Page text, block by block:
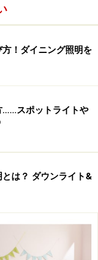
白熱電球や電球型
み式で、いわゆる
あります。それら
と外観が全く似て
和感のない状況を
具にLED電球が代
、ウォールウォッ
つかあるので、一
は、仮にランプが
イメージしている
。
を照明」について
！ダイニング照明を
……スポットライトや
は？ ダウンライト&